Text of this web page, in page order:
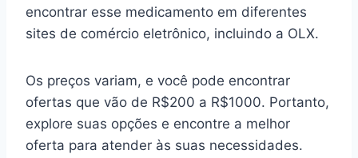
encontrar esse medicamento em diferentes
sites de comércio eletrônico, incluindo a OLX.
Os preços variam, e você pode encontrar
ofertas que vão de R$200 a R$1000. Portanto,
explore suas opções e encontre a melhor
oferta para atender às suas necessidades.